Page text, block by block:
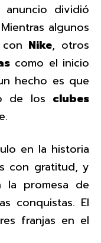
dividió
algunos
Nike, otros
como el inicio
hecho es que
de los clubes
en la historia
con gratitud, y
la promesa de
conquistas. El
franjas en el